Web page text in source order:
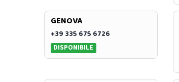
GENOVA
+39 335 675 6726
DISPONIBILE